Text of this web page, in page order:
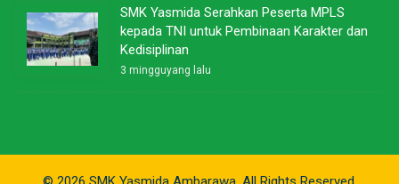
SMK Yasmida Serahkan Peserta MPLS
kepada TNI untuk Pembinaan Karakter dan
Kedisiplinan
3 mingguyang lalu